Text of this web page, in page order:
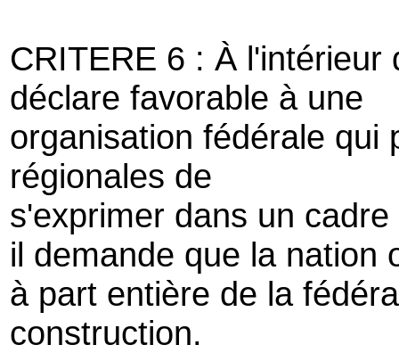
CRITERE 6 : À l'intérieur
déclare favorable à une
organisation fédérale qui
régionales de
s'exprimer dans un
il demande que la nation
à part entière de la
construction.